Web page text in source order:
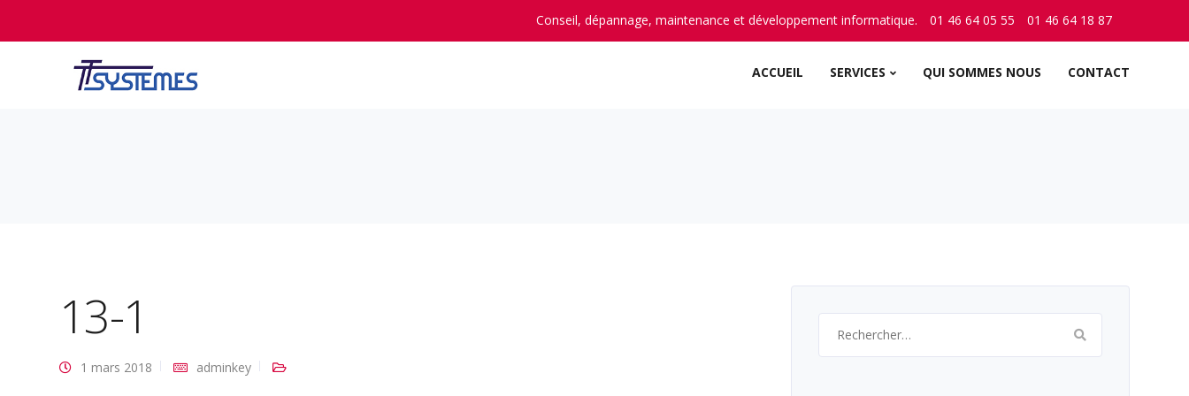
Conseil, dépannage, maintenance et développement informatique. 01 46 64 05 55 01 46 64 18 87
ACCUEIL SERVICES QUI SOMMES NOUS CONTACT
13-1
1 mars 2018 adminkey